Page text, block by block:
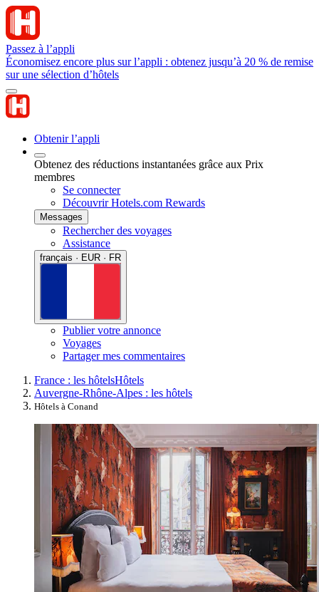
Passez à l’appli
Économisez encore plus sur l’appli : obtenez jusqu’à 20 % de remise
sur une sélection d’hôtels
Obtenir l’appli
Obtenez des réductions instantanées grâce aux Prix
membres
Se connecter
Découvrir Hotels.com Rewards
Messages
Rechercher des voyages
Assistance
français · EUR · FR
Publier votre annonce
Voyages
Partager mes commentaires
France : les hôtelsHôtels
Auvergne-Rhône-Alpes : les hôtels
Hôtels à Conand